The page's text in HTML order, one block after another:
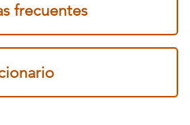
frecuentes